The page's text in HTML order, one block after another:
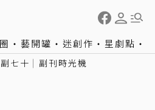
藝開罐 迷創作 星劇點
七十 副刊時光機